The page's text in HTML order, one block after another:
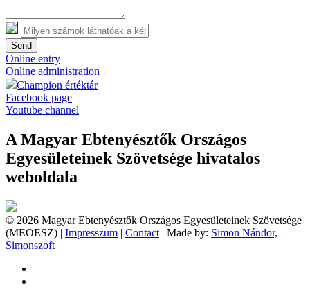
Send
Online entry
Online administration
Champion értéktár
Facebook page
Youtube channel
A Magyar Ebtenyésztők Országos
Egyesületeinek Szövetsége hivatalos
weboldala
© 2026 Magyar Ebtenyésztők Országos Egyesületeinek Szövetsége
(MEOESZ) | Impresszum | Contact | Made by: Simon Nándor,
Simonszoft